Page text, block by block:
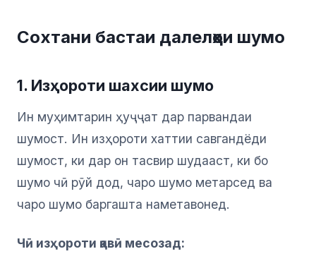
Сохтани бастаи далелҳои шумо
1. Изҳороти шахсии шумо
Ин муҳимтарин ҳуҷҷат дар парвандаи
шумост. Ин изҳороти хаттии савгандёди
шумост, ки дар он тасвир шудааст, ки бо
шумо чӣ рӯй дод, чаро шумо метарсед ва
чаро шумо баргашта наметавонед.
Чӣ изҳороти қавӣ месозад: